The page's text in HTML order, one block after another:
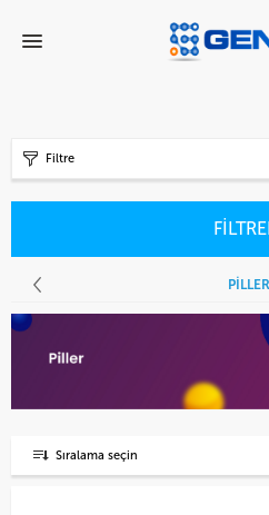
Filtre
PILLER
Sıralama seçin